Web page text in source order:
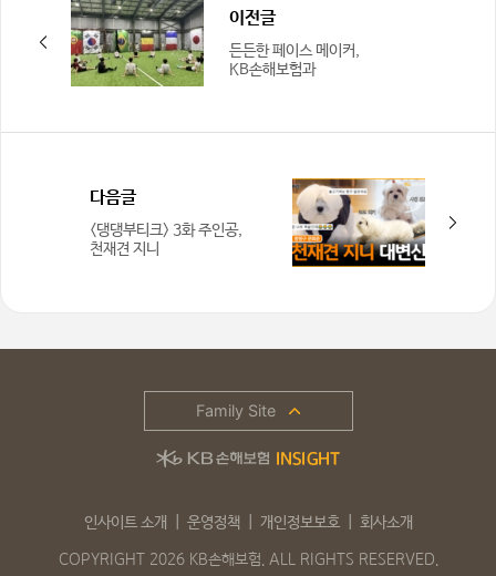
이전글
든든한 페이스 메이커,
KB손해보험과
다음글
<댕댕부티크> 3화 주인공,
천재견 지니
인사이트 소개 운영정책 개인정보보호 회사소개
COPYRIGHT 2026 KB손해보험. ALL RIGHTS RESERVED.
Family Site